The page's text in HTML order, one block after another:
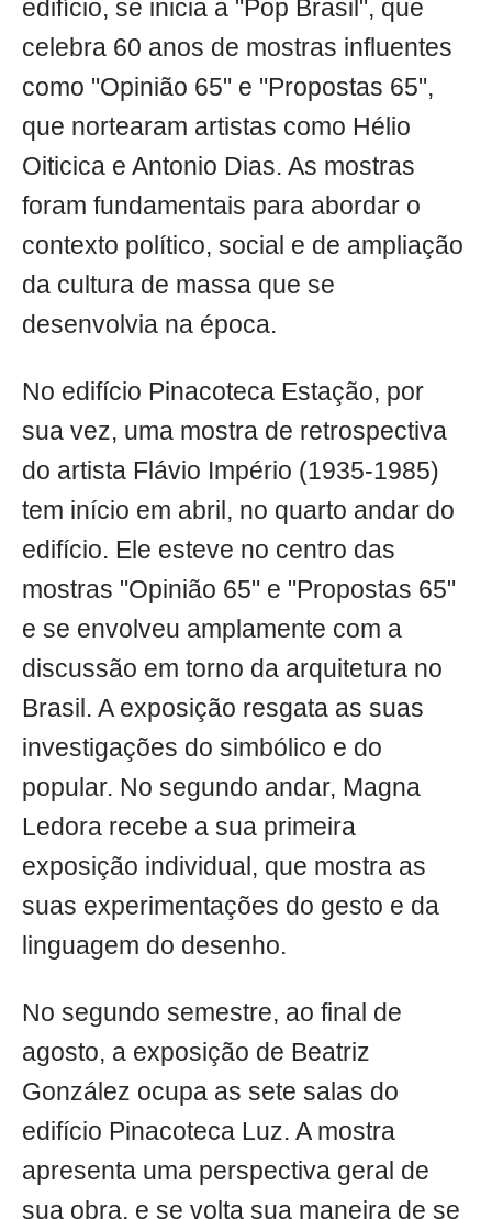
edifício, se inicia a "Pop Brasil", que
celebra 60 anos de mostras influentes
como "Opinião 65" e "Propostas 65",
que nortearam artistas como Hélio
Oiticica e Antonio Dias. As mostras
foram fundamentais para abordar o
contexto político, social e de ampliação
da cultura de massa que se
desenvolvia na época.
No edifício Pinacoteca Estação, por
sua vez, uma mostra de retrospectiva
do artista Flávio Império (1935-1985)
tem início em abril, no quarto andar do
edifício. Ele esteve no centro das
mostras "Opinião 65" e "Propostas 65"
e se envolveu amplamente com a
discussão em torno da arquitetura no
Brasil. A exposição resgata as suas
investigações do simbólico e do
popular. No segundo andar, Magna
Ledora recebe a sua primeira
exposição individual, que mostra as
suas experimentações do gesto e da
linguagem do desenho.
No segundo semestre, ao final de
agosto, a exposição de Beatriz
González ocupa as sete salas do
edifício Pinacoteca Luz. A mostra
apresenta uma perspectiva geral de
sua obra, e se volta sua maneira de se